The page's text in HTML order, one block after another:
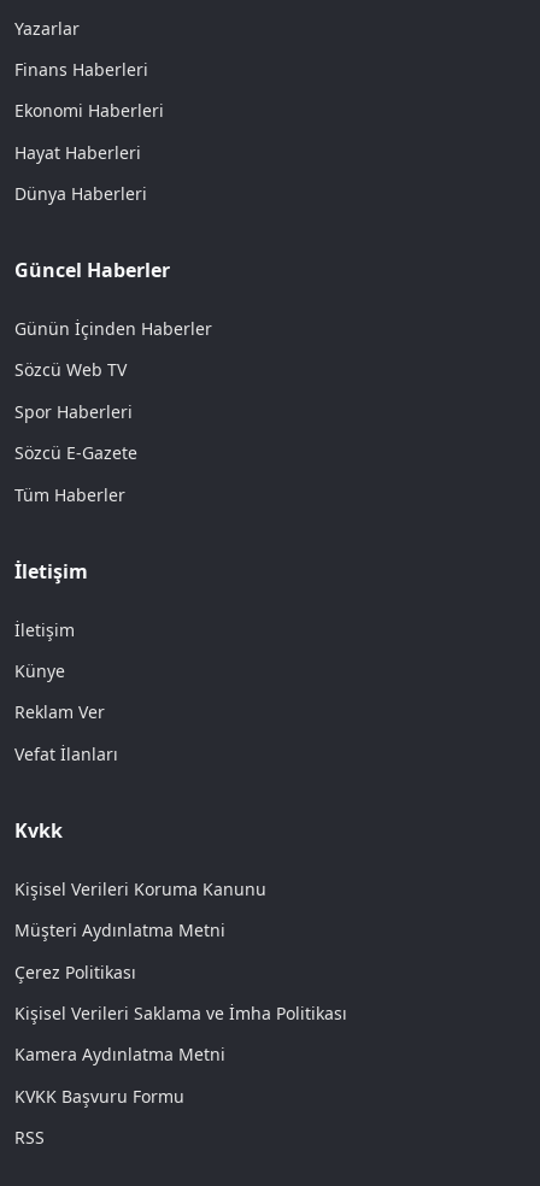
Yazarlar
Finans Haberleri
Ekonomi Haberleri
Hayat Haberleri
Dünya Haberleri
Güncel Haberler
Günün İçinden Haberler
Sözcü Web TV
Spor Haberleri
Sözcü E-Gazete
Tüm Haberler
İletişim
İletişim
Künye
Reklam Ver
Vefat İlanları
Kvkk
Kişisel Verileri Koruma Kanunu
Müşteri Aydınlatma Metni
Çerez Politikası
Kişisel Verileri Saklama ve İmha Politikası
Kamera Aydınlatma Metni
KVKK Başvuru Formu
RSS